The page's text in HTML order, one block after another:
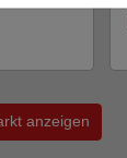
anzeigen